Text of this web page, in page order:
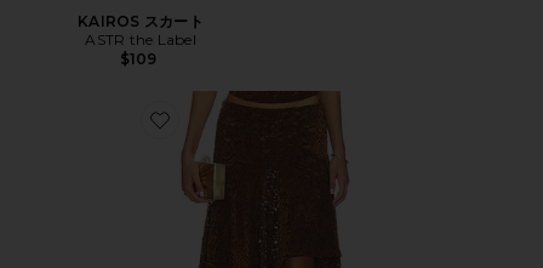
KAIROS スカート
ASTR the Label
$109
Favorite HAMPTONS MIDI スカート